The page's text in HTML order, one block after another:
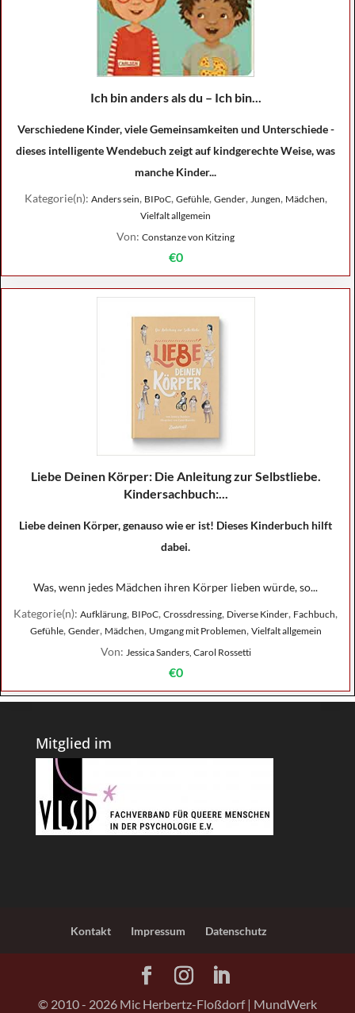
Ich bin anders als du – Ich bin...
Verschiedene Kinder, viele Gemeinsamkeiten und Unterschiede -
dieses intelligente Wendebuch zeigt auf kindgerechte Weise, was
manche Kinder...
Kategorie(n): Anders sein, BIPoC, Gefühle, Gender, Jungen, Mädchen,
Vielfalt allgemein
Von: Constanze von Kitzing
€0
Liebe Deinen Körper: Die Anleitung zur Selbstliebe.
Kindersachbuch:...
Liebe deinen Körper, genauso wie er ist! Dieses Kinderbuch hilft
dabei.
Was, wenn jedes Mädchen ihren Körper lieben würde, so...
Kategorie(n): Aufklärung, BIPoC, Crossdressing, Diverse Kinder, Fachbuch,
Gefühle, Gender, Mädchen, Umgang mit Problemen, Vielfalt allgemein
Von: Jessica Sanders, Carol Rossetti
€0
Mitglied im
Kontakt Impressum Datenschutz
© 2010 - 2026Mic Herbertz-Floßdorf | MundWerk